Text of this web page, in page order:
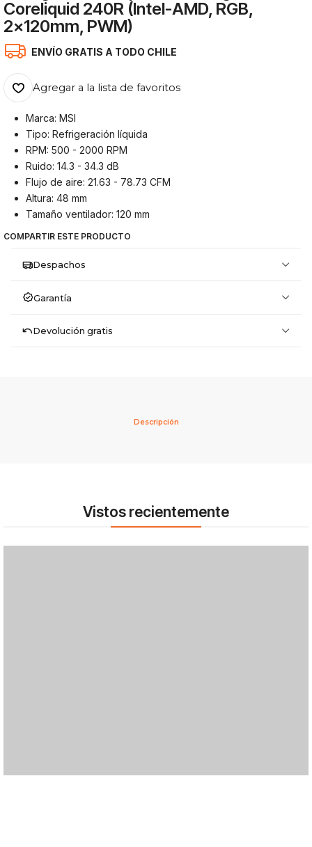
Coreliquid 240R (Intel-AMD, RGB,
2x120mm, PWM)
ENVÍO GRATIS A TODO CHILE
Agregar a la lista de favoritos
Marca: MSI
Tipo: Refrigeración líquida
RPM: 500 - 2000 RPM
Ruido: 14.3 - 34.3 dB
Flujo de aire: 21.63 - 78.73 CFM
Altura: 48 mm
Tamaño ventilador: 120 mm
COMPARTIR ESTE PRODUCTO
Despachos
Garantía
Devolución gratis
Descripción
Vistos recientemente